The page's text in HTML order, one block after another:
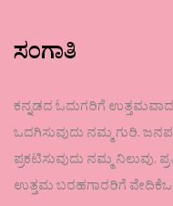
ಸಂಗಾತಿ
ಕನ್ನಡದ ಓದುಗರಿಗೆ ಉತ್ತಮವಾದ
ಒದಗಿಸುವುದು ನಮ್ಮ ಗುರಿ.
ಪ್ರಕಟಿಸುವುದು ನಮ್ಮ
ಉತ್ತಮ ಬರಹಗಾರರಿಗೆ